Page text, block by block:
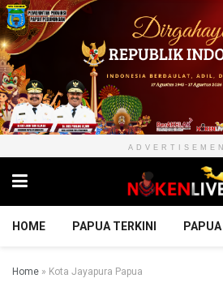
HOME PAPUA TERKINI
Home » Kota Jayapura Papua